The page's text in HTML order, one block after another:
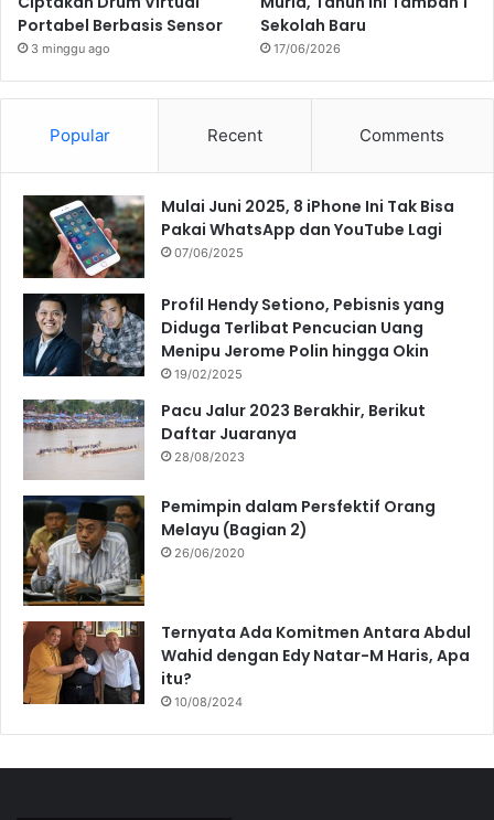
Portabel Berbasis Sensor
3 minggu ago
Sekolah Baru
17/06/2026
Popular Recent Comments
Mulai Juni 2025, 8 iPhone Ini Tak Bisa
Pakai WhatsApp dan YouTube Lagi
07/06/2025
Profil Hendy Setiono, Pebisnis yang
Diduga Terlibat Pencucian Uang
Menipu Jerome Polin hingga Okin
19/02/2025
Pacu Jalur 2023 Berakhir, Berikut
Daftar Juaranya
28/08/2023
Pemimpin dalam Persfektif Orang
Melayu (Bagian 2)
26/06/2020
Ternyata Ada Komitmen Antara Abdul
Wahid dengan Edy Natar-M Haris, Apa
itu?
10/08/2024